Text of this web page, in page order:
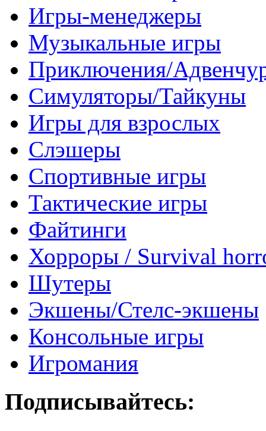
Игры-менеджеры
Музыкальные игры
Приключения/
Симуляторы/Тайкуны
Игры для взрослых
Слэшеры
Спортивные игры
Тактические игры
Файтинги
Хорроры / Survival
Шутеры
Экшены/Стелс-экшены
Консольные игры
Игромания
Подписывайтесь: